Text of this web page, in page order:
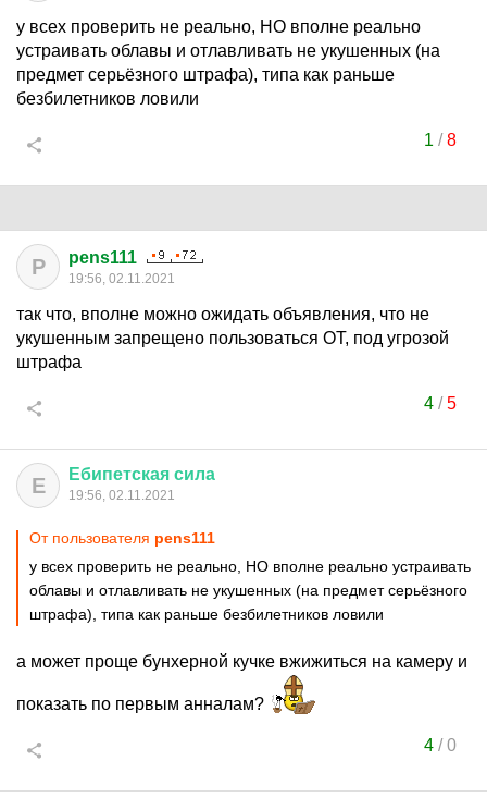
у всех проверить не реально, НО вполне реально
устраивать облавы и отлавливать не укушенных (на
предмет серьёзного штрафа), типа как раньше
безбилетников ловили
1 /8
P pens111
19:56, 02.11.2021
так что, вполне можно ожидать объявления, что не
укушенным запрещено пользоваться ОТ, под угрозой
штрафа
4/5
Е Ебипетская сила
19:56, 02.11.2021
От пользователя pens111
у всех проверить не реально, НО вполне реально устраивать
облавы и отлавливать не укушенных (на предмет серьёзного
штрафа), типа как раньше безбилетников ловили
а может проще бунхерной кучке вжижиться на камеру и
показать по первым анналам?
4/0